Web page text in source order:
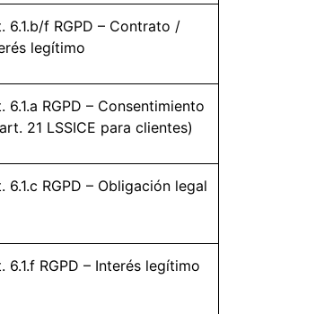
6.1.b/f RGPD – Contrato /
legítimo
6.1.a RGPD – Consentimiento
21 LSSICE para clientes)
6.1.c RGPD – Obligación legal
6.1.f RGPD – Interés legítimo